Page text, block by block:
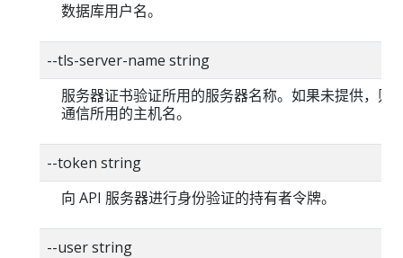
数据库用户名。
--tls-server-name string
服务器证书验证所用的服务器名称。如果未提供，则
通信所用的主机名。
--token string
向 API 服务器进行身份验证的持有者令牌。
--user string